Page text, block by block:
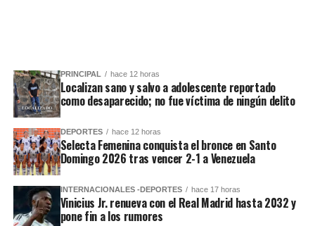
PRINCIPAL hace 12 horas
Localizan sano y salvo a adolescente reportado
como desaparecido; no fue víctima de ningún delito
DEPORTES hace 12 horas
Selecta Femenina conquista el bronce en Santo
Domingo 2026 tras vencer 2-1 a Venezuela
INTERNACIONALES -DEPORTES hace 17 horas
Vinicius Jr. renueva con el Real Madrid hasta 2032 y
pone fin a los rumores